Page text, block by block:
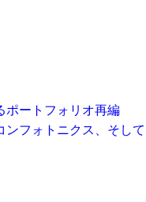
ポートフォリオ再編
ンフォトニクス、そして